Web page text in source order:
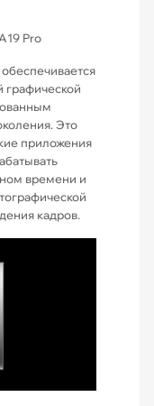
Pro
графической
Это
приложения
времени и
кадров.